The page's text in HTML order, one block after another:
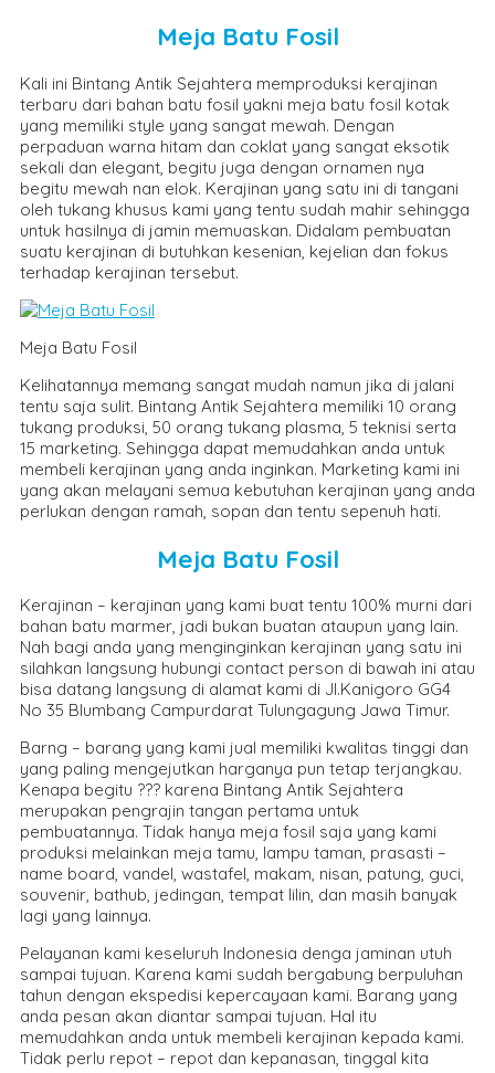
Meja Batu Fosil
Kali ini Bintang Antik Sejahtera memproduksi kerajinan
terbaru dari bahan batu fosil yakni meja batu fosil kotak
yang memiliki style yang sangat mewah. Dengan
perpaduan warna hitam dan coklat yang sangat eksotik
sekali dan elegant, begitu juga dengan ornamen nya
begitu mewah nan elok. Kerajinan yang satu ini di tangani
oleh tukang khusus kami yang tentu sudah mahir sehingga
untuk hasilnya di jamin memuaskan. Didalam pembuatan
suatu kerajinan di butuhkan kesenian, kejelian dan fokus
terhadap kerajinan tersebut.
Meja Batu Fosil
Kelihatannya memang sangat mudah namun jika di jalani
tentu saja sulit. Bintang Antik Sejahtera memiliki 10 orang
tukang produksi, 50 orang tukang plasma, 5 teknisi serta
15 marketing. Sehingga dapat memudahkan anda untuk
membeli kerajinan yang anda inginkan. Marketing kami ini
yang akan melayani semua kebutuhan kerajinan yang anda
perlukan dengan ramah, sopan dan tentu sepenuh hati.
Meja Batu Fosil
Kerajinan – kerajinan yang kami buat tentu 100% murni dari
bahan batu marmer, jadi bukan buatan ataupun yang lain.
Nah bagi anda yang menginginkan kerajinan yang satu ini
silahkan langsung hubungi contact person di bawah ini atau
bisa datang langsung di alamat kami di Jl.Kanigoro GG4
No 35 Blumbang Campurdarat Tulungagung Jawa Timur.
Barng – barang yang kami jual memiliki kwalitas tinggi dan
yang paling mengejutkan harganya pun tetap terjangkau.
Kenapa begitu ??? karena Bintang Antik Sejahtera
merupakan pengrajin tangan pertama untuk
pembuatannya. Tidak hanya meja fosil saja yang kami
produksi melainkan meja tamu, lampu taman, prasasti –
name board, vandel, wastafel, makam, nisan, patung, guci,
souvenir, bathub, jedingan, tempat lilin, dan masih banyak
lagi yang lainnya.
Pelayanan kami keseluruh Indonesia denga jaminan utuh
sampai tujuan. Karena kami sudah bergabung berpuluhan
tahun dengan ekspedisi kepercayaan kami. Barang yang
anda pesan akan diantar sampai tujuan. Hal itu
memudahkan anda untuk membeli kerajinan kepada kami.
Tidak perlu repot – repot dan kepanasan, tinggal kita